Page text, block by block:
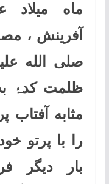
ماه میلاد
آفرینش ،
صلی ‌الله
ظلمت کدۂ
مثابه آفتاب
را با پرتو
بار دیگر